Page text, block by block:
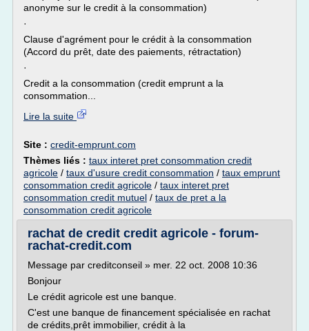
anonyme sur le credit à la consommation)
·
Clause d'agrément pour le crédit à la consommation
(Accord du prêt, date des paiements, rétractation)
·
Credit a la consommation (credit emprunt a la
consommation...
Lire la suite
Site : credit-emprunt.com
Thèmes liés : taux interet pret consommation credit
agricole / taux d'usure credit consommation / taux emprunt
consommation credit agricole / taux interet pret
consommation credit mutuel / taux de pret a la
consommation credit agricole
rachat de credit credit agricole - forum-
rachat-credit.com
Message par creditconseil » mer. 22 oct. 2008 10:36
Bonjour
Le crédit agricole est une banque.
C'est une banque de financement spécialisée en rachat
de crédits,prêt immobilier, crédit à la